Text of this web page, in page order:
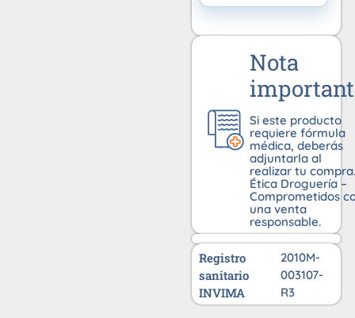
Nota
Si este producto
requiere fórmula
médica, deberás
adjuntarla al
realizar tu compra.
Ética Droguería –
Comprometidos
una venta
responsable.
Registro
sanitario
INVIMA
2010M-
003107-
R3